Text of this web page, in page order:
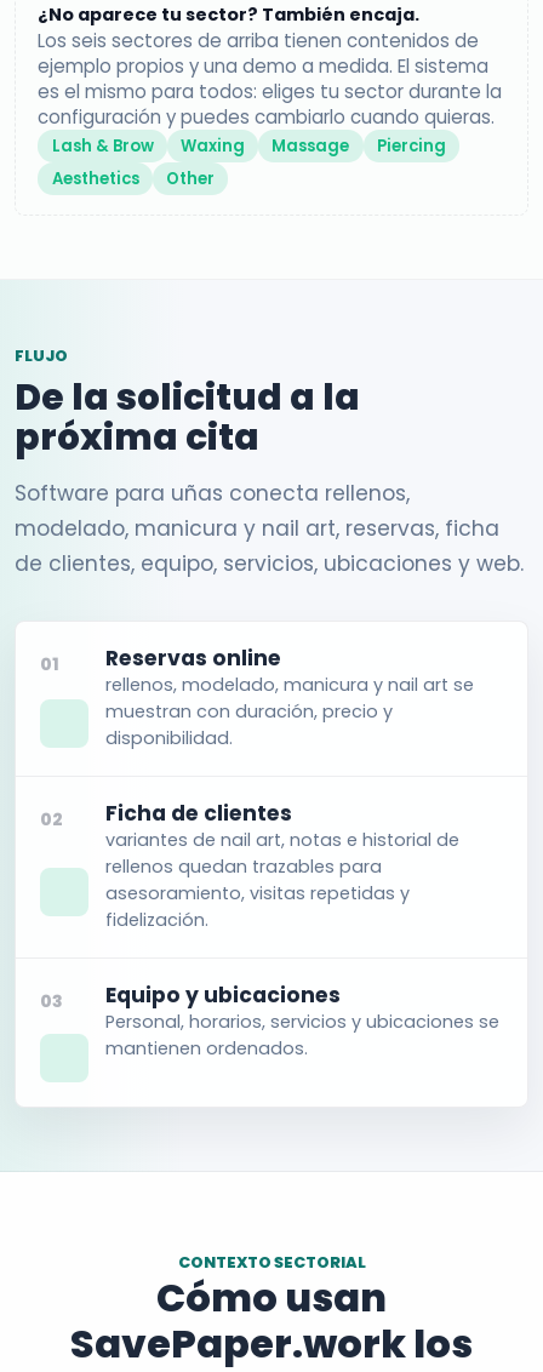
¿No aparece tu sector? También encaja.
Los seis sectores de arriba tienen contenidos de
ejemplo propios y una demo a medida. El sistema
es el mismo para todos: eliges tu sector durante la
configuración y puedes cambiarlo cuando quieras.
Lash & Brow Waxing Massage
Piercing
Aesthetics
Other
FLUJO
De la solicitud a la
próxima cita
Software para uñas conecta rellenos,
modelado, manicura y nail art, reservas, ficha
de clientes, equipo, servicios, ubicaciones y web.
01 Reservas online
rellenos, modelado, manicura y nail art se
muestran con duración, precio y
disponibilidad.
02 Ficha de clientes
variantes de nail art, notas e historial de
rellenos quedan trazables para
asesoramiento, visitas repetidas y
fidelización.
03 Equipo y ubicaciones
Personal, horarios, servicios y ubicaciones se
mantienen ordenados.
CONTEXTO SECTORIAL
Cómo usan
SavePaper.work los